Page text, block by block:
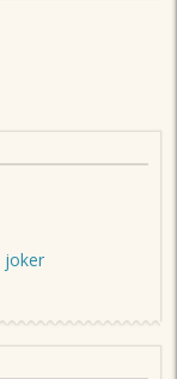
joker